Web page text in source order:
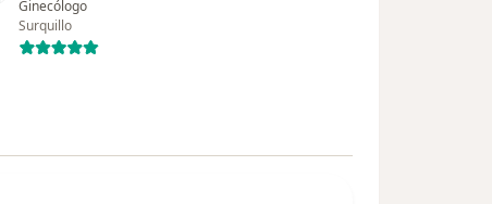
Ginecólogo
Surquillo